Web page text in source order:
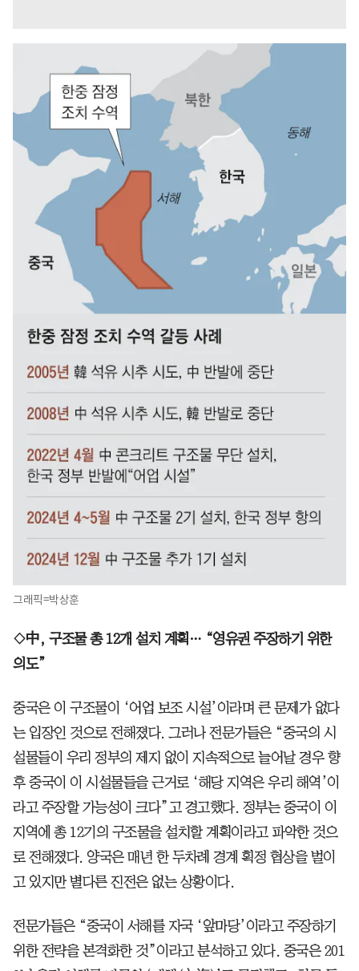
그래픽=박상훈
◇中, 구조물 총 12개 설치 계획… “영유권 주장하기 위한
의도”
중국은 이 구조물이 ‘어업 보조 시설’이라며 큰 문제가 없다
는 입장인 것으로 전해졌다. 그러나 전문가들은 “중국의 시
설물들이 우리 정부의 제지 없이 지속적으로 늘어날 경우 향
후 중국이 이 시설물들을 근거로 ‘해당 지역은 우리 해역’이
라고 주장할 가능성이 크다”고 경고했다. 정부는 중국이 이
지역에 총 12기의 구조물을 설치할 계획이라고 파악한 것으
로 전해졌다. 양국은 매년 한 두차례 경계 획정 협상을 벌이
고 있지만 별다른 진전은 없는 상황이다.
전문가들은 “중국이 서해를 자국 ‘앞마당’이라고 주장하기
위한 전략을 본격화한 것”이라고 분석하고 있다. 중국은 201